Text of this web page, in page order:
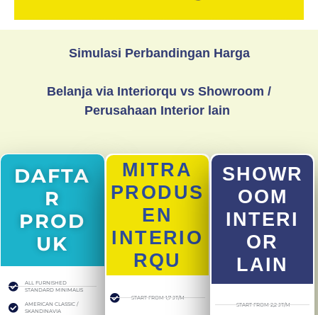
Simulasi Perbandingan Harga
Belanja via Interiorqu vs Showroom /
Perusahaan Interior lain ​
DAFTA
R
PROD
UK
ALL FURNISHED
STANDARD MINIMALIS
AMERICAN CLASSIC /
SKANDINAVIA
MITRA
PRODUS
EN
INTERIO
RQU
START FROM 1,7 JT/M
SHOWR
OOM
INTERI
OR
LAIN
START FROM 2,2 JT/M